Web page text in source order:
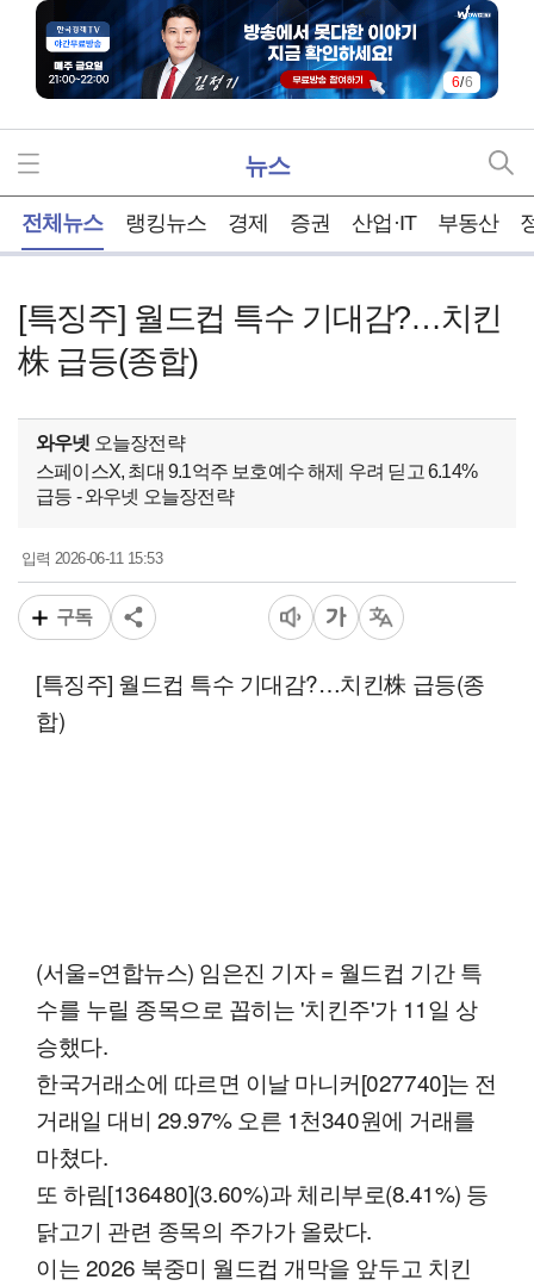
6/6
뉴스
전체뉴스 랭킹뉴스 경제 증권 산업·IT 부동산
[특징주] 월드컵 특수 기대감?…치킨
株 급등(종합)
와우넷 오늘장전략
스페이스X, 최대 9.1억주 보호예수 해제 우려 딛고 6.14%
급등 - 와우넷 오늘장전략
입력2026-06-11 15:53
구독
[특징주] 월드컵 특수 기대감?…치킨株 급등(종
합)
(서울=연합뉴스) 임은진 기자 = 월드컵 기간 특
수를 누릴 종목으로 꼽히는 '치킨주'가 11일 상
승했다.
한국거래소에 따르면 이날 마니커[027740]는 전
거래일 대비 29.97% 오른 1천340원에 거래를
마쳤다.
또 하림[136480](3.60%)과 체리부로(8.41%) 등
닭고기 관련 종목의 주가가 올랐다.
이는 2026 북중미 월드컵 개막을 앞두고 치킨